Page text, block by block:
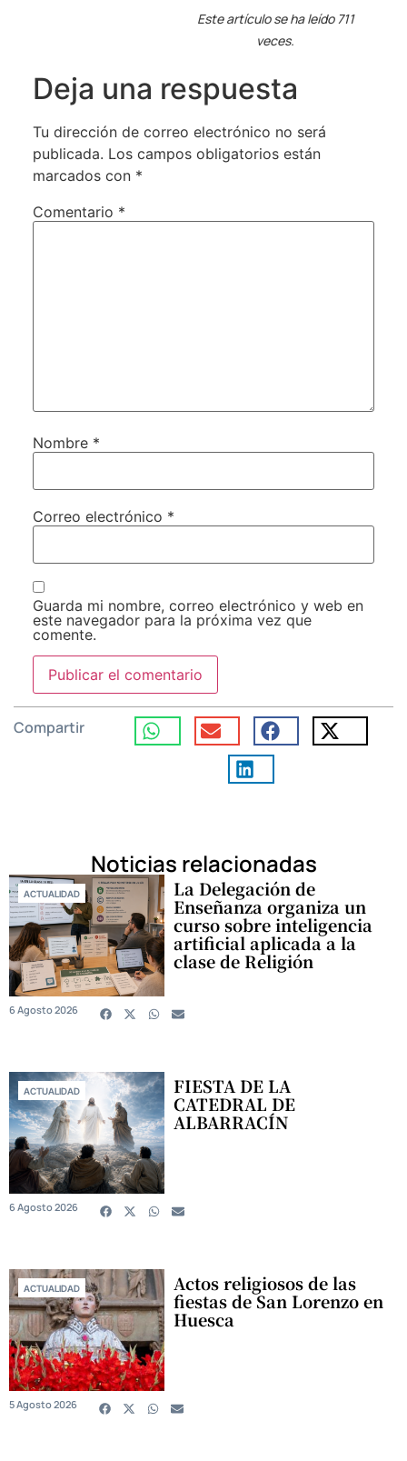
Este artículo se ha leído 711
veces.
Deja una respuesta
Tu dirección de correo electrónico no será
publicada. Los campos obligatorios están
marcados con *
Comentario *
Nombre *
Correo electrónico *
Guarda mi nombre, correo electrónico y web en
este navegador para la próxima vez que
comente.
Compartir
Noticias relacionadas
ACTUALIDAD La Delegación de
Enseñanza organiza un
curso sobre inteligencia
artificial aplicada a la
clase de Religión
6 Agosto 2026
ACTUALIDAD FIESTA DE LA
CATEDRAL DE
ALBARRACÍN
6 Agosto 2026
ACTUALIDAD Actos religiosos de las
fiestas de San Lorenzo en
Huesca
5 Agosto 2026